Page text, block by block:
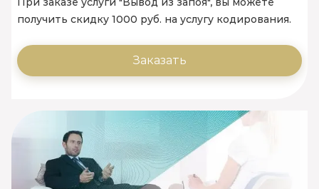
получить скидку 1000 руб. на услугу кодирования.
Заказать